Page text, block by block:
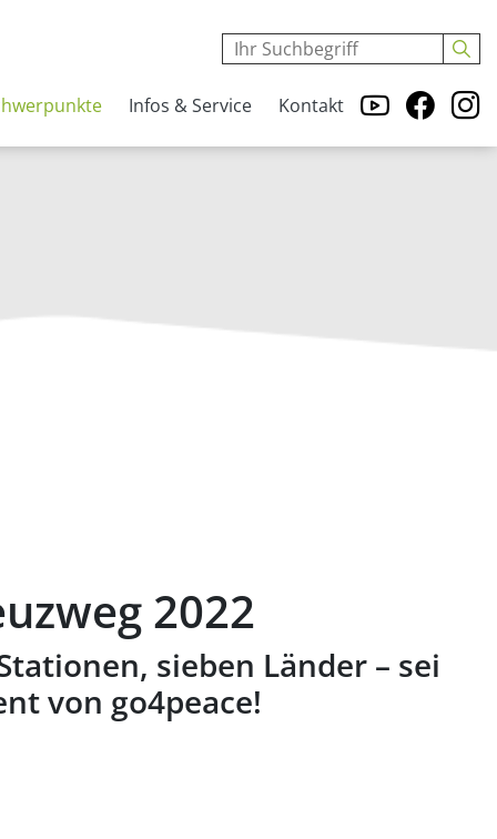
Infos & Service Kontakt
2022
sieben Länder – sei
von go4peace!